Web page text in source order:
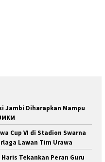
Jambi Diharapkan Mampu
Cup VI di Stadion Swarna
Lawan Tim Urawa
Tekankan Peran Guru